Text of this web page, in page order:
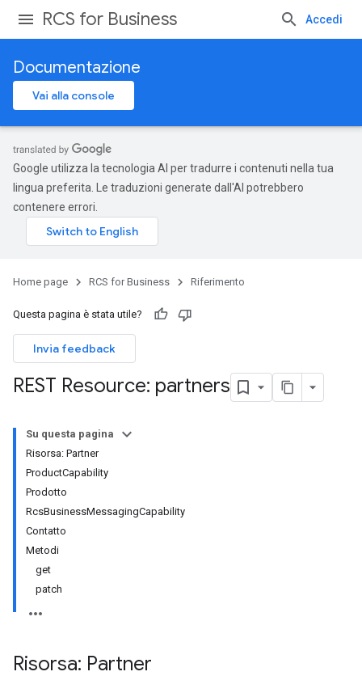
RCS for Business Accedi
Documentazione
Vai alla console
Google utilizza la tecnologia AI per tradurre i contenuti nella tua
lingua preferita. Le traduzioni generate dall'AI potrebbero
contenere errori.
Home page RCS for Business Riferimento
Questa pagina è stata utile?
Invia feedback
REST Resource: partners
Su questa pagina
Risorsa: Partner
ProductCapability
Prodotto
RcsBusinessMessagingCapability
Contatto
Metodi
get
patch
Risorsa: Partner